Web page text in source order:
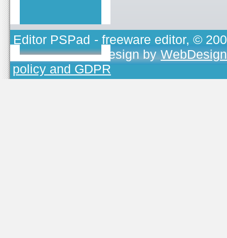
Editor PSPad - freeware editor, ©
TOJEONO.CZ, design by
policy and GDPR